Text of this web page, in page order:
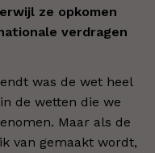
ze opkomen
verdragen
was de wet heel
de wetten die we
Maar als de
van gemaakt wordt,